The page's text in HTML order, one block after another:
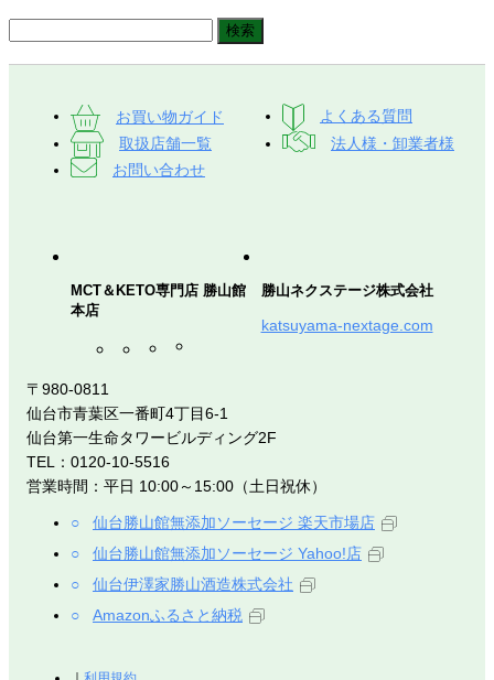
お買い物ガイド
よくある質問
取扱店舗一覧
法人様・卸業者様
お問い合わせ
MCT＆KETO専門店 勝山館
本店
勝山ネクステージ株式会社
katsuyama-nextage.com
〒980-0811
仙台市青葉区一番町4丁目6-1
仙台第一生命タワービルディング2F
TEL：0120-10-5516
営業時間：平日 10:00～15:00（土日祝休）
仙台勝山館無添加ソーセージ 楽天市場店
仙台勝山館無添加ソーセージ Yahoo!店
仙台伊澤家勝山酒造株式会社
Amazonふるさと納税